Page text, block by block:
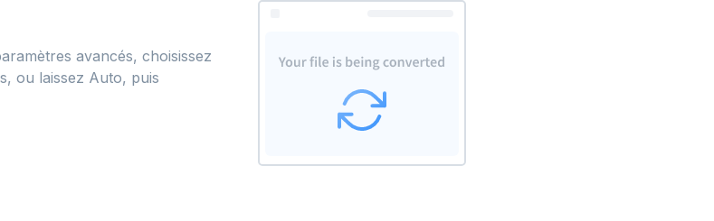
avancés, choisissez
ou laissez Auto, puis